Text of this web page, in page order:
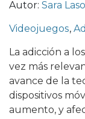
Autor: Sara
Videojuegos,
La adicción a
vez más
avance de la
dispositivos
aumento, y